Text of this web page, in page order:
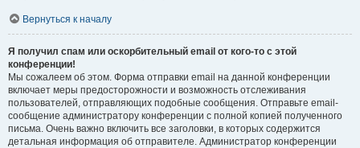
Вернуться к началу
Я получил спам или оскорбительный email от кого-то с этой
конференции!
Мы сожалеем об этом. Форма отправки email на данной конференции
включает меры предосторожности и возможность отслеживания
пользователей, отправляющих подобные сообщения. Отправьте email-
сообщение администратору конференции с полной копией полученного
письма. Очень важно включить все заголовки, в которых содержится
детальная информация об отправителе. Администратор конференции